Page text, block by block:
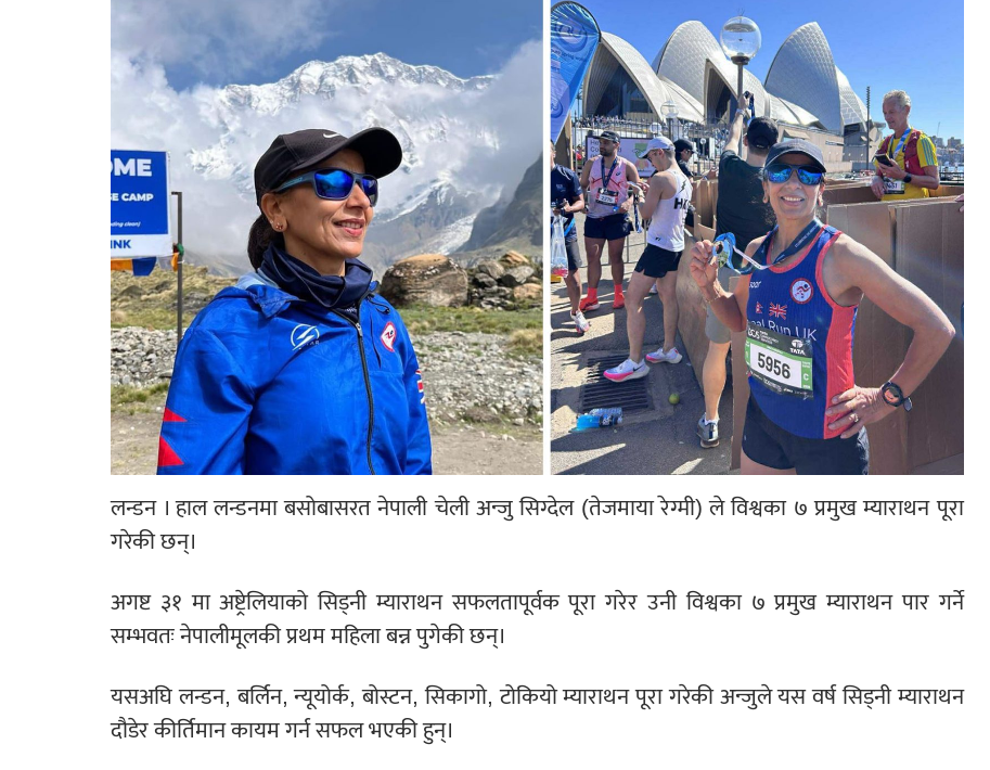
लन्डन । हाल लन्डनमा बसोबासरत नेपाली चेली अन्जु सिग्देल (तेजमाया रेग्मी) ले विश्वका ७ प्रमुख म्याराथन पूरा
गरेकी छन्।
अगष्ट ३१ मा अष्ट्रेलियाको सिड्नी म्याराथन सफलतापूर्वक पूरा गरेर उनी विश्वका ७ प्रमुख म्याराथन पार गर्ने
सम्भवतः नेपालीमूलकी प्रथम महिला बन्न पुगेकी छन्।
यसअघि लन्डन, बर्लिन, न्यूयोर्क, बोस्टन, सिकागो, टोकियो म्याराथन पूरा गरेकी अन्जुले यस वर्ष सिड्नी म्याराथन
दौडेर कीर्तिमान कायम गर्न सफल भएकी हुन्।